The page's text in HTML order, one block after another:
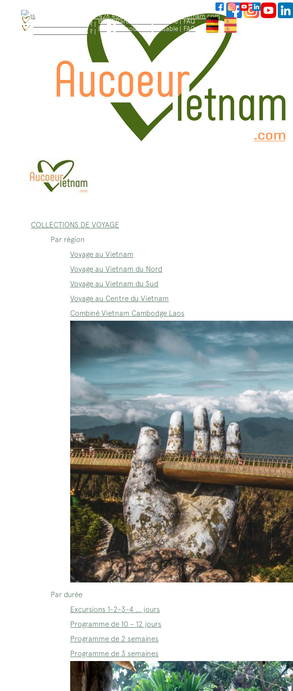
WhatsApp: +84.909.426.406 bonjour@aucoeurvietnam.com
Qui sommes - nous ? | Blog | Parcours responsable | FAQ
COLLECTIONS DE VOYAGE
Par région
Voyage au Vietnam
Voyage au Vietnam du Nord
Voyage au Vietnam du Sud
Voyage au Centre du Vietnam
Combiné Vietnam Cambodge Laos
Par durée
Excursions 1-2-3-4 … jours
Programme de 10 – 12 jours
Programme de 2 semaines
Programme de 3 semaines
WhatsApp: +84.909.426.406
Qui sommes - nous ? | Blog | Parcours responsable | FAQ